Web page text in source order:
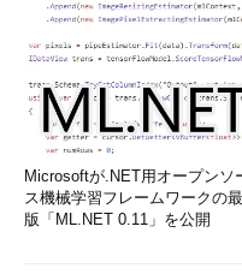
Microsoftが.NET用オープンソ
ス機械学習フレームワークの
版「ML.NET 0.11」を公開